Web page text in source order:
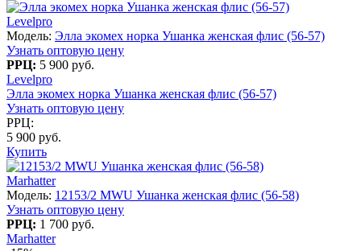
Levelpro
Модель: Элла экомех норка Ушанка женская флис (56-57)
Узнать оптовую цену
РРЦ: 5 900 руб.
Levelpro
Элла экомех норка Ушанка женская флис (56-57)
Узнать оптовую цену
РРЦ:
5 900 руб.
Купить
Marhatter
Модель: 12153/2 MWU Ушанка женская флис (56-58)
Узнать оптовую цену
РРЦ: 1 700 руб.
Marhatter